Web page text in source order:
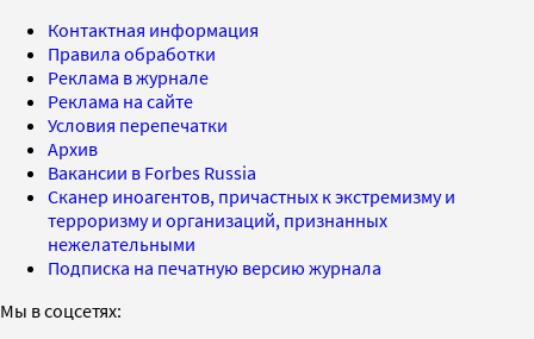
Контактная информация
Правила обработки
Реклама в журнале
Реклама на сайте
Условия перепечатки
Архив
Вакансии в Forbes Russia
Сканер иноагентов, причастных к экстремизму и
терроризму и организаций, признанных
нежелательными
Подписка на печатную версию журнала
Мы в соцсетях: